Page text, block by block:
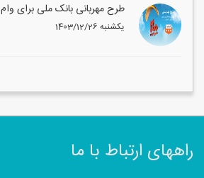
طرح مهربانی بانک ملی برای وام 1404
1403/12/26 یکشنبه
راههای ارتباط با ما